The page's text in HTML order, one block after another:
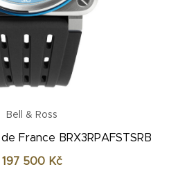
Bell & Ross
France BRX3RPAFSTSRB
197 500 Kč